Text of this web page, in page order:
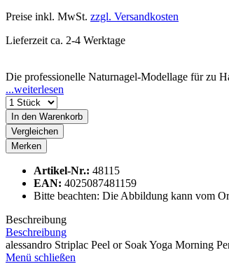
Preise inkl. MwSt. zzgl. Versandkosten
Lieferzeit ca. 2-4 Werktage
Die professionelle Naturnagel-Modellage für zu
...weiterlesen
In den Warenkorb
Vergleichen
Merken
Artikel-Nr.: 48115
EAN: 4025087481159
Bitte beachten: Die Abbildung kann vom
Beschreibung
Beschreibung
alessandro Striplac Peel or Soak Yoga Morning
Menü schließen